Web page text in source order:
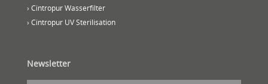
› Cintropur Wasserfilter
› Cintropur UV Sterilisation